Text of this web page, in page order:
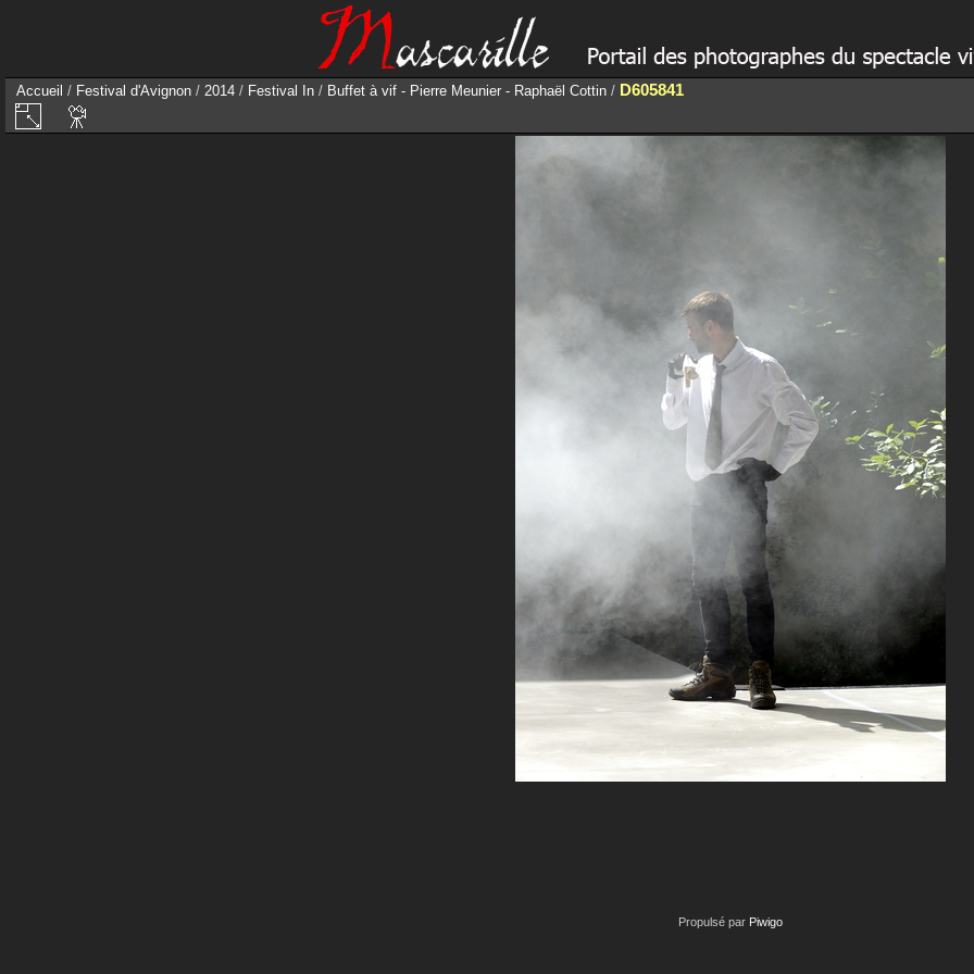
Accueil / Festival d'Avignon / 2014 / Festival In / Buffet à vif - Pierre Meunier - Raphaël Cottin / D605841
Propulsé par Piwigo